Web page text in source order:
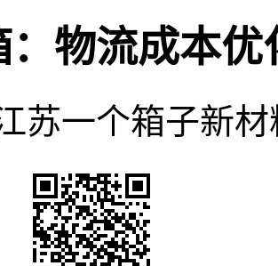
：物流成本优
苏一个箱子新